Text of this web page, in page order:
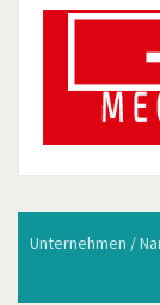
Unternehmen /